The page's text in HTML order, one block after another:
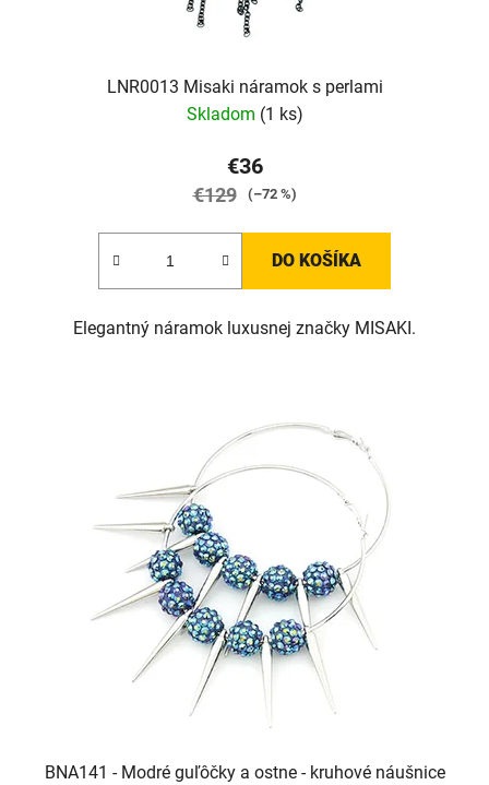
LNR0013 Misaki náramok s perlami
Skladom (1 ks)
€36
€129 (–72 %)
DO KOŠÍKA
Elegantný náramok luxusnej značky MISAKI.
BNA141 - Modré guľôčky a ostne - kruhové náušnice